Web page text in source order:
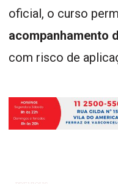
oficial, o curso
acompanhamento
com risco de